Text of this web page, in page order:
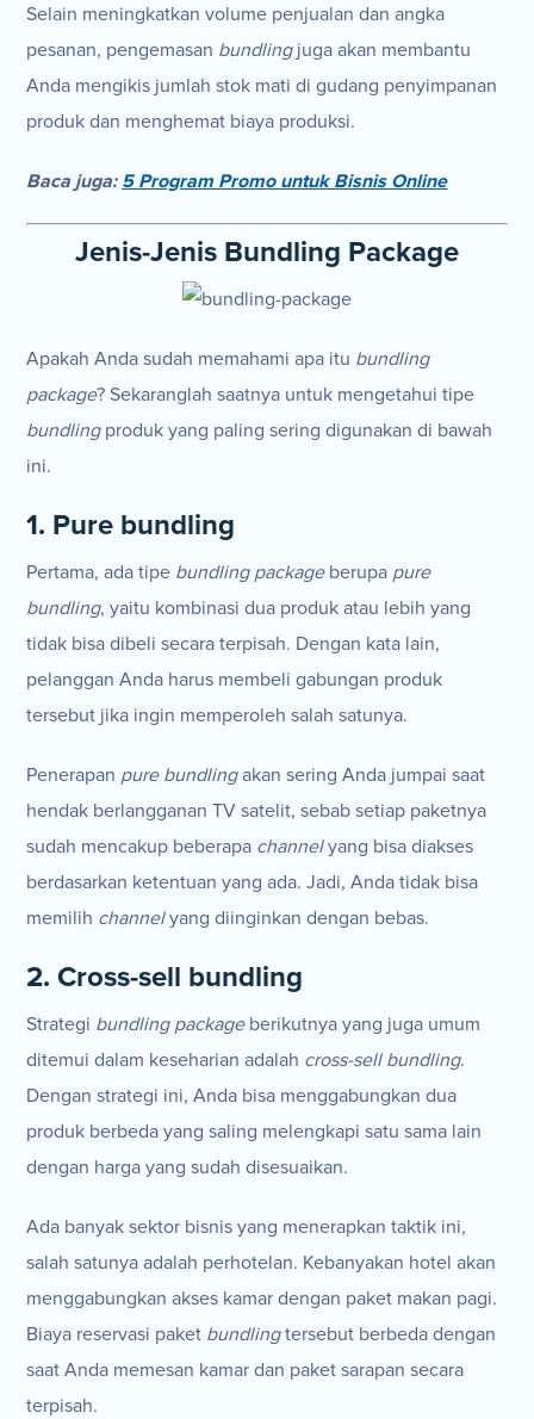
Selain meningkatkan volume penjualan dan angka
pesanan, pengemasan bundling juga akan membantu
Anda mengikis jumlah stok mati di gudang penyimpanan
produk dan menghemat biaya produksi.
Baca juga: 5 Program Promo untuk Bisnis Online
Jenis-Jenis Bundling Package
Apakah Anda sudah memahami apa itu bundling
package? Sekaranglah saatnya untuk mengetahui tipe
bundling produk yang paling sering digunakan di bawah
ini.
1. Pure bundling
Pertama, ada tipe bundling package berupa pure
bundling, yaitu kombinasi dua produk atau lebih yang
tidak bisa dibeli secara terpisah. Dengan kata lain,
pelanggan Anda harus membeli gabungan produk
tersebut jika ingin memperoleh salah satunya.
Penerapan pure bundlingakan sering Anda jumpai saat
hendak berlangganan TV satelit, sebab setiap paketnya
sudah mencakup beberapa channelyang bisa diakses
berdasarkan ketentuan yang ada. Jadi, Anda tidak bisa
memilih channelyang diinginkan dengan bebas.
2. Cross-sell bundling
Strategi bundling package berikutnya yang juga umum
ditemui dalam keseharian adalah cross-sell bundling.
Dengan strategi ini, Anda bisa menggabungkan dua
produk berbeda yang saling melengkapi satu sama lain
dengan harga yang sudah disesuaikan.
Ada banyak sektor bisnis yang menerapkan taktik ini,
salah satunya adalah perhotelan. Kebanyakan hotel akan
menggabungkan akses kamar dengan paket makan pagi.
Biaya reservasi paket bundlingtersebut berbeda dengan
saat Anda memesan kamar dan paket sarapan secara
terpisah.